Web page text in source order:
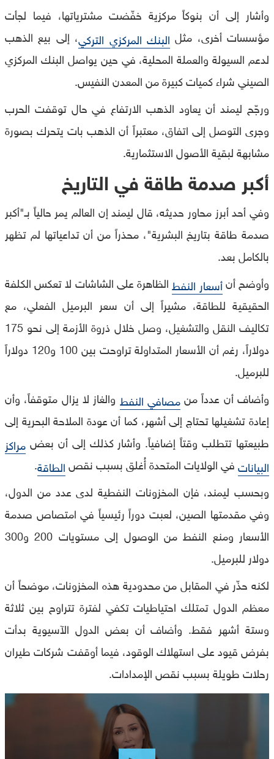
وأشار إلى أن بنوكاً مركزية خفّضت مشترياتها، فيما لجأت
مؤسسات أخرى، مثل البنك المركزي التركي، إلى بيع الذهب
لدعم السيولة والعملة المحلية، في حين يواصل البنك المركزي
الصيني شراء كميات كبيرة من المعدن النفيس.
ورجّح ليمند أن يعاود الذهب الارتفاع في حال توقفت الحرب
وجرى التوصل إلى اتفاق، معتبراً أن الذهب بات يتحرك بصورة
مشابهة لبقية الأصول الاستثمارية.
أكبر صدمة طاقة في التاريخ
وفي أحد أبرز محاور حديثه، قال ليمند إن العالم يمر حالياً بـ"أكبر
صدمة طاقة بتاريخ البشرية"، محذراً من أن تداعياتها لم تظهر
بالكامل بعد.
وأوضح أنأسعار النفط الظاهرة على الشاشات لا تعكس الكلفة
الحقيقية للطاقة، مشيراً إلى أن سعر البرميل الفعلي، مع
تكاليف النقل والتشغيل، وصل خلال ذروة الأزمة إلى نحو 175
دولاراً، رغم أن الأسعار المتداولة تراوحت بين 100 و120 دولاراً
للبرميل.
وأضاف أن عدداً منمصافي النفط والغاز لا يزال متوقفاً، وأن
إعادة تشغيلها تحتاج إلى أشهر، كما أن عودة الملاحة البحرية إلى
طبيعتها تتطلب وقتاً إضافياً. وأشار كذلك إلى أن بعض مراكز
البياناتفي الولايات المتحدة أُغلق بسبب نقصالطاقة.
وبحسب ليمند، فإن المخزونات النفطية لدى عدد من الدول،
وفي مقدمتها الصين، لعبت دوراً رئيسياً في امتصاص صدمة
الأسعار ومنع النفط من الوصول إلى مستويات 200 و300
دولار للبرميل.
لكنه حذّر في المقابل من محدودية هذه المخزونات، موضحاً أن
معظم الدول تمتلك احتياطيات تكفي لفترة تتراوح بين ثلاثة
وستة أشهر فقط. وأضاف أن بعض الدول الآسيوية بدأت
بفرض قيود على استهلاك الوقود، فيما أوقفت شركات طيران
رحلات طويلة بسبب نقص الإمدادات.